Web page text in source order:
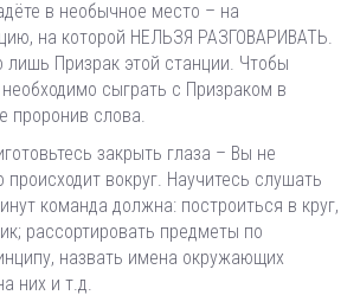
в необычное место – на
на которой НЕЛЬЗЯ РАЗГОВАРИВАТЬ.
лишь Призрак этой станции. Чтобы
сыграть с Призраком в
проронив слова.
закрыть глаза – Вы не
происходит вокруг. Научитесь слушать
команда должна: построиться в круг,
рассортировать предметы по
назвать имена окружающих
них и т.д.